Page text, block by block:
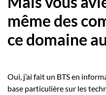
même des
ce domaine
Oui, j’ai fait un BTS en
base particulière sur les